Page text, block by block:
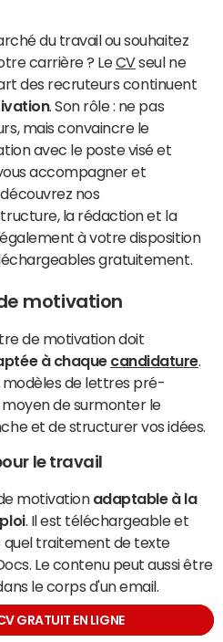
du travail ou souhaitez
carrière ? LeCVseul ne
des recruteurs continuent
. Son rôle : ne pas
mais convaincre le
avec le poste visé et
accompagner et
découvrez nos
la rédaction et la
à votre disposition
gratuitement.
motivation
de motivation doit
à chaque candidature.
modèles de lettres pré-
de surmonter le
et de structurer vos idées.
le travail
motivation adaptable à la
. Il est téléchargeable et
quel traitement de texte
Le contenu peut aussi être
le corps d'un email.
GRATUIT EN LIGNE